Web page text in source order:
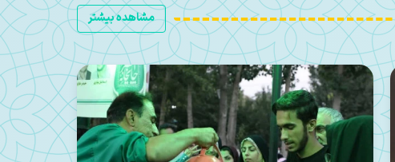
مشاهده بیشتر